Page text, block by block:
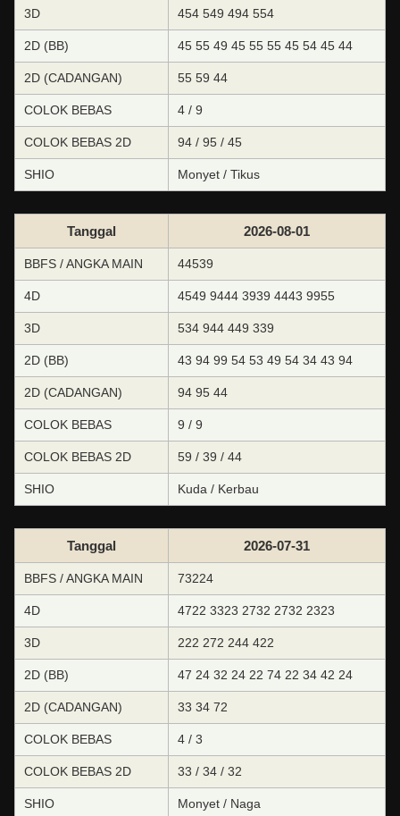
3D 454 549 494 554
2D (BB) 45 55 49 45 55 55 45 54 45 44
2D (CADANGAN) 55 59 44
COLOK BEBAS 4 / 9
COLOK BEBAS 2D 94 / 95 / 45
SHIO Monyet / Tikus
Tanggal 2026-08-01
BBFS / ANGKA MAIN 44539
4D 4549 9444 3939 4443 9955
3D 534 944 449 339
2D (BB) 43 94 99 54 53 49 54 34 43 94
2D (CADANGAN) 94 95 44
COLOK BEBAS 9 / 9
COLOK BEBAS 2D 59 / 39 / 44
SHIO Kuda / Kerbau
Tanggal 2026-07-31
BBFS / ANGKA MAIN 73224
4D 4722 3323 2732 2732 2323
3D 222 272 244 422
2D (BB) 47 24 32 24 22 74 22 34 42 24
2D (CADANGAN) 33 34 72
COLOK BEBAS 4 / 3
COLOK BEBAS 2D 33 / 34 / 32
SHIO Monyet / Naga